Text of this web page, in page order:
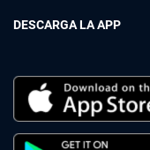
DESCARGA LA APP